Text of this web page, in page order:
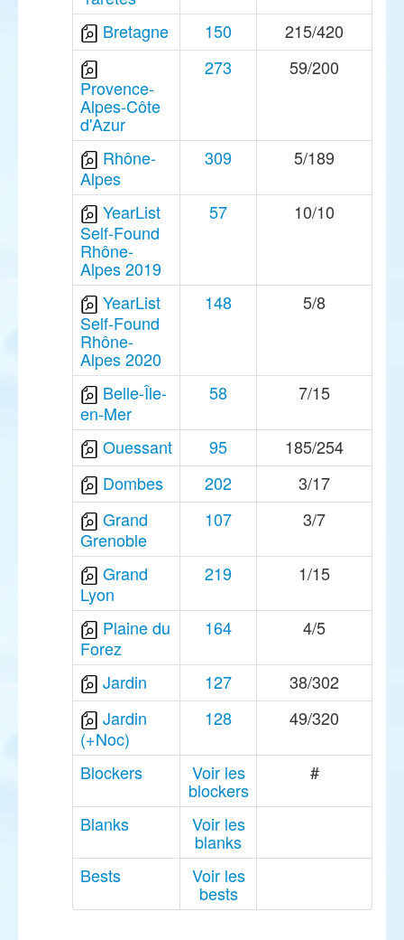
Bretagne 150 215/420
Provence-
Alpes-Côte
d'Azur
273 59/200
Rhône-
Alpes
309 5/189
YearList
Self-Found
Rhône-
Alpes 2019
57 10/10
YearList
Self-Found
Rhône-
Alpes 2020
148 5/8
Belle-Île-
en-Mer
58 7/15
Ouessant 95
185/254
Dombes
202
3/17
Grand
Grenoble
107 3/7
Grand
Lyon
219 1/15
Plaine du
Forez
164 4/5
Jardin 127
38/302
Jardin
(+Noc)
128 49/320
Blockers Voir les
blockers
#
Blanks Voir les
blanks
Bests
Voir les
bests